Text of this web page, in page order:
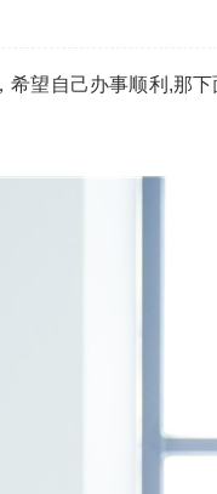
望自己办事顺利,那下